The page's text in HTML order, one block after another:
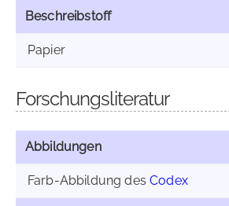
Beschreibstoff
Papier
Forschungsliteratur
Abbildungen
Farb-Abbildung desCodex